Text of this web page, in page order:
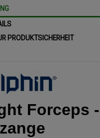
PRODUKTSICHERHEIT
Forceps -